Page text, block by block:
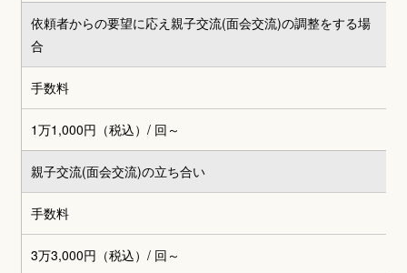
依頼者からの要望に応え親子交流(面会交流)の調整をする場
合
手数料
1万1,000円（税込） / 回～
親子交流(面会交流)の立ち合い
手数料
3万3,000円（税込） / 回～